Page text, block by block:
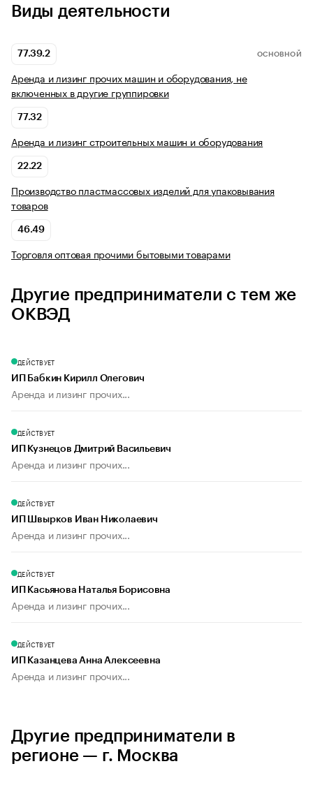
Виды деятельности
77.39.2 ОСНОВНОЙ
Аренда и лизинг прочих машин и оборудования, не
включенных в другие группировки
77.32
Аренда и лизинг строительных машин и оборудования
22.22
Производство пластмассовых изделий для упаковывания
товаров
46.49
Торговля оптовая прочими бытовыми товарами
Другие предприниматели с тем же
ОКВЭД
ДЕЙСТВУЕТ
ИП Бабкин Кирилл Олегович
Аренда и лизинг прочих...
ДЕЙСТВУЕТ
ИП Кузнецов Дмитрий Васильевич
Аренда и лизинг прочих...
ДЕЙСТВУЕТ
ИП Швырков Иван Николаевич
Аренда и лизинг прочих...
ДЕЙСТВУЕТ
ИП Касьянова Наталья Борисовна
Аренда и лизинг прочих...
ДЕЙСТВУЕТ
ИП Казанцева Анна Алексеевна
Аренда и лизинг прочих...
Другие предприниматели в
регионе — г. Москва